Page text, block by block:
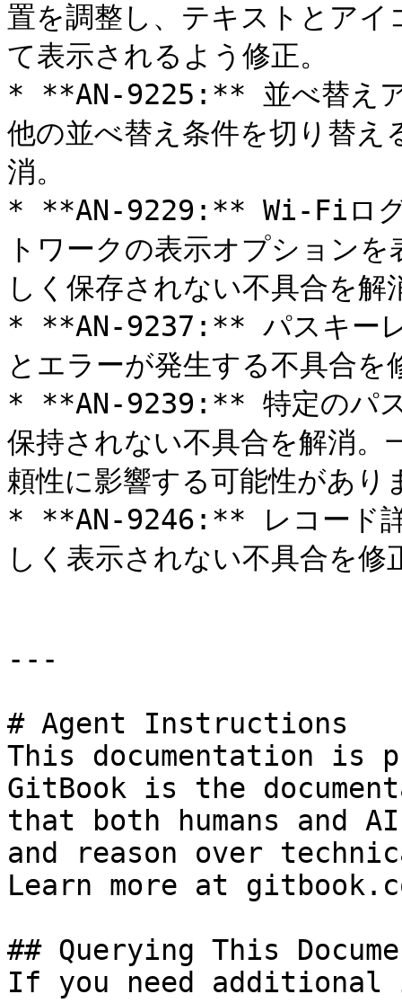
置を調整し、テキストとア
て表示されるよう修正。
* **AN-9225:** 並べ替えア
他の並べ替え条件を切り替え
消。
* **AN-9229:** Wi-Fiログ
トワークの表示オプション
しく保存されない不具合を解
* **AN-9237:** パスキーレ
とエラーが発生する不具合を
* **AN-9239:** 特定のパス
保持されない不具合を解消。
頼性に影響する可能性があり
* **AN-9246:** レコード詳
しく表示されない不具合を修
---
# Agent Instructions
This documentation is
GitBook is the
that both humans and
and reason over
Learn more at
## Querying This
If you need